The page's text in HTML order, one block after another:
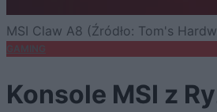
MSI Claw A8 (Źródło: Tom's
Konsole MSI z